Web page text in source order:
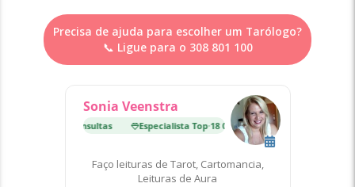
Precisa de ajuda para escolher um Tarólogo?
📞 Ligue para o 308 801 100
Sonia Veenstra
18 000 Consultas Especialista Top·18 000 Consultas
Faço leituras de Tarot, Cartomancia,
Leituras de Aura